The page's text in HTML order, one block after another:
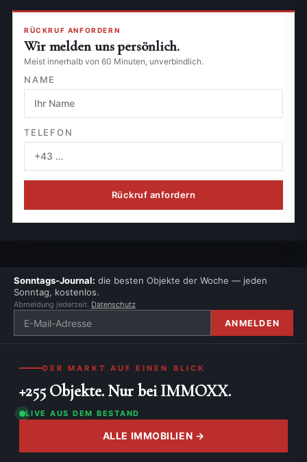
RÜCKRUF ANFORDERN
Wir melden uns persönlich.
Meist innerhalb von 60 Minuten, unverbindlich.
NAME
TELEFON
Rückruf anfordern
Sonntags-Journal: die besten Objekte der Woche — jeden
Sonntag, kostenlos.
Abmeldung jederzeit. Datenschutz
ANMELDEN
DER MARKT AUF EINEN BLICK
+255 Objekte. Nur bei IMMOXX.
LIVE AUS DEM BESTAND
ALLE IMMOBILIEN →